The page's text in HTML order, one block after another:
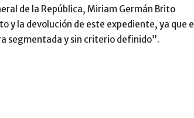
de la República, Miriam Germán Brito
y la devolución de este expediente, ya que el
segmentada y sin criterio definido”.